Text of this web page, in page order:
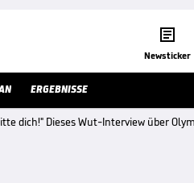

Newsticker
ERGEBNISSE
dich!" Dieses Wut-Interview über